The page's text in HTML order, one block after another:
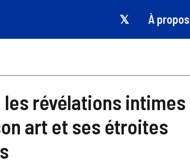
𝕏 À propos
les révélations
art et ses étroites